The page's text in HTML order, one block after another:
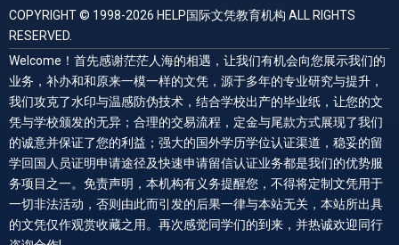
COPYRIGHT © 1998-2026 HELP国际文凭教育机构 ALL RIGHTS
RESERVED.
Welcome！首先感谢茫茫人海的相遇，让我们有机会向您展示我们的
业务，补办和和原来一模一样的文凭，源于多年的专业研究与提升，
我们攻克了水印与温感防伪技术，结合学校出产的毕业纸，让您的文
凭与学校颁发的无异；合理的交易流程，定金与尾款方式展现了我们
的诚意并保证了您的利益；强大的国外学历学位认证渠道，稳妥的留
学回国人员证明申请途径及快速申请留信认证业务都是我们的优势服
务项目之一。免责声明，本机构有义务提醒您，不得将定制文凭用于
一切非法活动，否则由此而引发的后果一律与本站无关，本站所出具
的文凭仅作观赏收藏之用。再次感觉同学们的到来，并热诚欢迎同行